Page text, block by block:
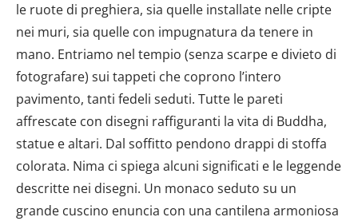
le ruote di preghiera, sia quelle installate nelle cripte
nei muri, sia quelle con impugnatura da tenere in
mano. Entriamo nel tempio (senza scarpe e divieto di
fotografare) sui tappeti che coprono l’intero
pavimento, tanti fedeli seduti. Tutte le pareti
affrescate con disegni raffiguranti la vita di Buddha,
statue e altari. Dal soffitto pendono drappi di stoffa
colorata. Nima ci spiega alcuni significati e le leggende
descritte nei disegni. Un monaco seduto su un
grande cuscino enuncia con una cantilena armoniosa